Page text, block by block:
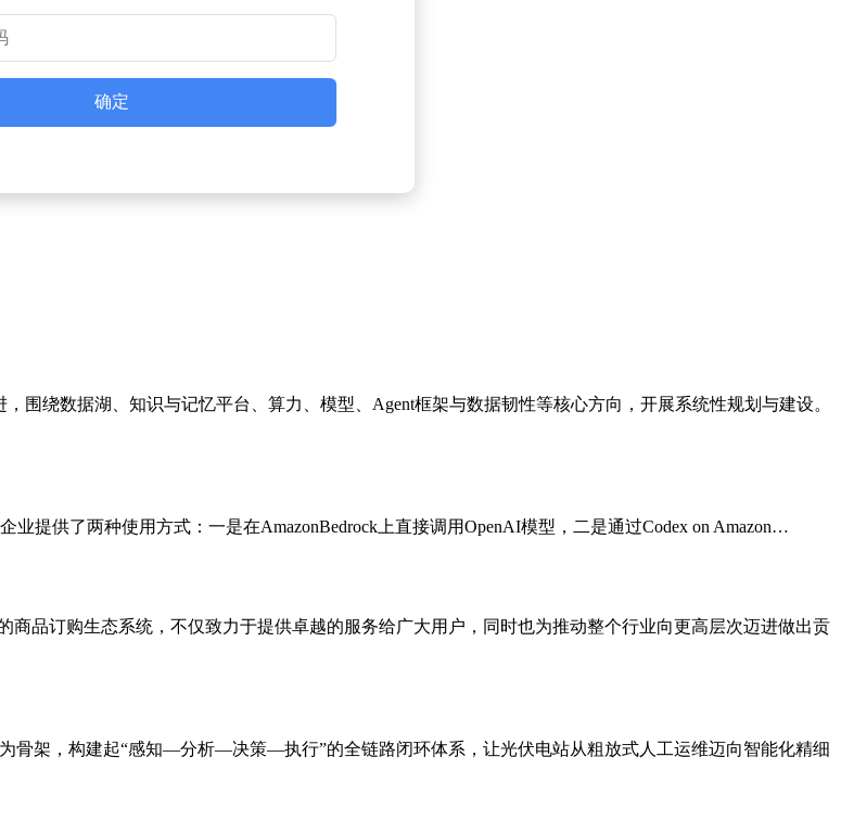
确定
绕数据湖、知识与记忆平台、算力、模型、Agent框架与数据韧性等核心方向，开展系统性规划与建设。
提供了两种使用方式：一是在AmazonBedrock上直接调用OpenAI模型，二是通过Codex on Amazon…
品订购生态系统，不仅致力于提供卓越的服务给广大用户，同时也为推动整个行业向更高层次迈进做出贡
骨架，构建起“感知—分析—决策—执行”的全链路闭环体系，让光伏电站从粗放式人工运维迈向智能化精细